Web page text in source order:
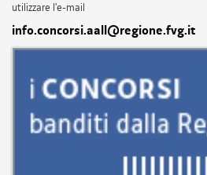
utilizzare l'e-mail
info.concorsi.aall@regione.fvg.it